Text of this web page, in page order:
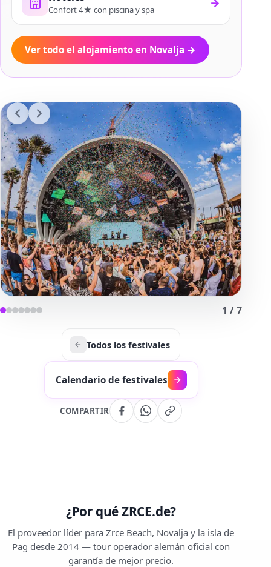
Confort 4★ con piscina y spa
Ver todo el alojamiento en Novalja →
1 /7
Todos los festivales
Calendario de festivales
COMPARTIR
¿Por qué ZRCE.de?
El proveedor líder para Zrce Beach, Novalja y la isla de
Pag desde 2014 — tour operador alemán oficial con
garantía de mejor precio.